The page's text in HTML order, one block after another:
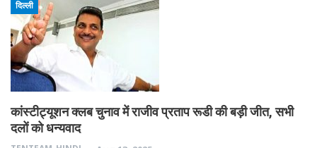
दिल्ली
कांस्टीट्यूशन क्लब चुनाव में राजीव प्रताप रूडी की बड़ी जीत, सभी
दलों को धन्यवाद